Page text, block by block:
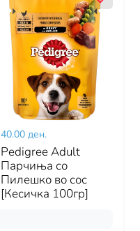
40.00 ден.
Pedigree Adult
Парчиња со
Пилешко во сос
[Кесичка 100гр]